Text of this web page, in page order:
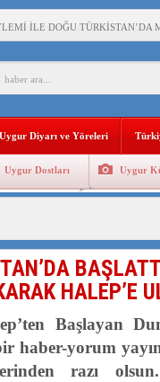
İLE DOĞU TÜRKİSTAN’DA
YAŞAYAN UYGURLARA
BAŞKANI AĞIRALİOĞLU :
UYGULAMALARI
: ÇİN İŞGALİNDEKİ
ÖVEN DİYANET
MESAJİ : 05.07.2009
Uygur Diyarı ve Yöreleri
Uygur Dostları Uygur
HALEP’E
Başlayan
haber-yorum
razı